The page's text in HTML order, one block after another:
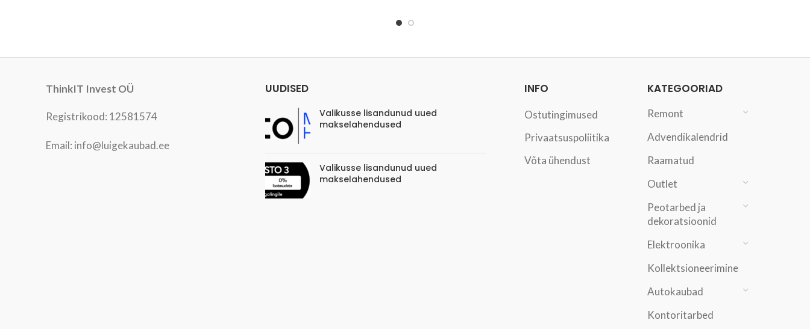
ThinkIT Invest OÜ
Registrikood: 12581574
Email: info@luigekaubad.ee
UUDISED
Valikusse lisandunud uued
makselahendused
Valikusse lisandunud uued
makselahendused
INFO
Ostutingimused
Privaatsuspoliitika
Võta ühendust
KATEGOORIAD
Remont
Advendikalendrid
Raamatud
Outlet
Peotarbed ja
dekoratsioonid
Elektroonika
Kollektsioneerimine
Autokaubad
Kontoritarbed